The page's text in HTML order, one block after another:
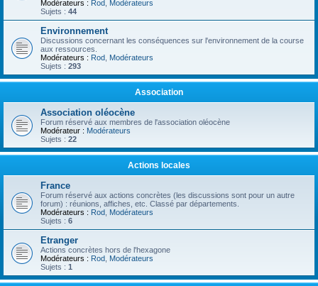
Modérateurs : Rod Modérateurs
Sujets : 44
Environnement
Discussions concernant les conséquences sur l'environnement de la course
aux ressources.
Modérateurs : Rod Modérateurs
Sujets : 293
Association
Association oléocène
Forum réservé aux membres de l'association oléocène
Modérateur : Modérateurs
Sujets : 22
Actions locales
France
Forum réservé aux actions concrètes (les discussions sont pour un autre
forum) : réunions, affiches, etc. Classé par départements.
Modérateurs : Rod Modérateurs
Sujets : 6
Etranger
Actions concrètes hors de l'hexagone
Modérateurs : Rod Modérateurs
Sujets : 1